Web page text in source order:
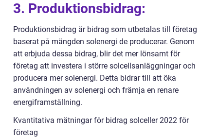
3. Produktionsbidrag:
Produktionsbidrag är bidrag som utbetalas till företag
baserat på mängden solenergi de producerar. Genom
att erbjuda dessa bidrag, blir det mer lönsamt för
företag att investera i större solcellsanläggningar och
producera mer solenergi. Detta bidrar till att öka
användningen av solenergi och främja en renare
energiframställning.
Kvantitativa mätningar för bidrag solceller 2022 för
företag